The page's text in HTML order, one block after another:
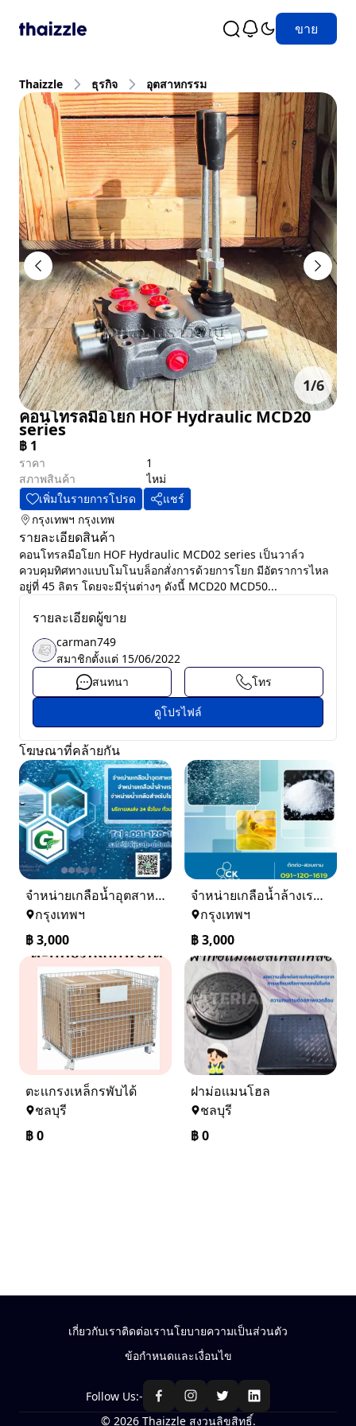
ขาย
Thaizzle ธุรกิจ อุตสาหกรรม
1/6
คอนโทรลมือโยก HOF Hydraulic MCD20
series
฿ 1
ราคา
1
สภาพสินค้า
ไหม่
เพิ่มในรายการโปรด
แชร์
กรุงเทพฯ กรุงเทพ
รายละเอียดสินค้า
คอนโทรลมือโยก HOF Hydraulic MCD02 series เป็นวาล์ว
ควบคุมทิศทางแบบโมโนบล็อกสั่งการด้วยการโยก มีอัตราการไหล
อยู่ที่ 45 ลิตร โดยจะมีรุ่นต่างๆ ดังนี้ MCD20 MCD50...
รายละเอียดผู้ขาย
carman749
สมาชิกตั้งแต่ 15/06/2022
สนทนา
โทร
ดูโปรไฟล์
โฆษณาที่คล้ายกัน
จำหน่ายเกลือน้ำอุตสาหกรรม เกลือน้ำล้างเรซิ่น
กรุงเทพฯ
฿3,000
จำหน่ายเกลือน้ำล้างเรซิ่น จำหน่ายเกลือน้ำอุตสาหกรรม
กรุงเทพฯ
฿3,000
ตะเเกรงเหล็กรพับได้
ชลบุรี
฿0
ฝาม่อเเมนโฮล
ชลบุรี
฿0
เกี่ยวกับเราติดต่อเรานโยบายความเป็นส่วนตัว
ข้อกำหนดและเงื่อนไข
Follow Us:-
© 2026 Thaizzle สงวนลิขสิทธิ์.